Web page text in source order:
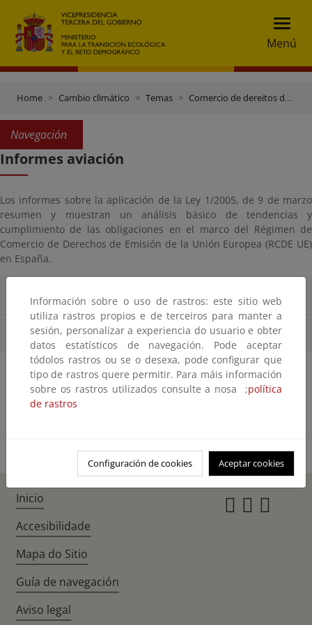
Menú
Home Cambio climático Temas Comercio de dereitos de emisión
Navegación
Informes aviación
Los informes sobre la aplicación de la Ley 1/2005, de 9 de marzo
resumen y muestran un análisis básico de tendencias y
cumplimiento de las obligaciones en el marco del Régimen de
Comercio de Derechos de Emisión de la Unión Europea (RCDE UE)
en España.
Informes periodo 2021-2030
Informes periodo 2012-2020
Información sobre o uso de rastros: este sitio web
utiliza rastros propios e de terceiros para manter a
sesión, personalizar a experiencia do usuario e obter
datos estatísticos de navegación. Pode aceptar
tódolos rastros ou se o desexa, pode configurar que
tipo de rastros quere permitir. Para máis información
sobre os rastros utilizados consulte a nosa ;política
de rastros
Configuración de cookies Aceptar cookies
Inicio
Accesibilidade
Mapa do Sitio
Guía de navegación
Aviso legal